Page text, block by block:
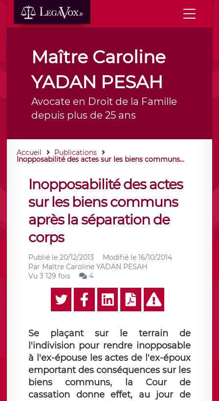
Maître Caroline
YADAN PESAH
Avocate en Droit de la Famille
depuis plus de 25 ans
Accueil Publications
Inopposabilité des actes sur les biens communs...
Inopposabilité des actes
sur les biens communs
après la séparation de
corps
Publié le 20/12/2013 Modifié le 16/10/2014
Par Maître Caroline YADAN PESAH
Vu 3 129 fois
4
Se plaçant sur le terrain de
l'indivision pour rendre inopposable
à l'ex-épouse les actes de l'ex-époux
emportant des conséquences sur les
biens communs, la Cour de
cassation donne effet, au jour de